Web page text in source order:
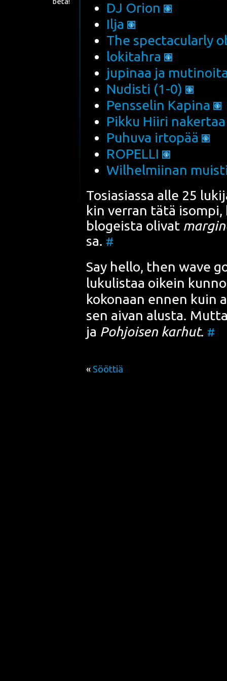
DJ Orion
Ilja
The spec­tacu­lar­ly
loki­tah­ra
jupi­naa ja
Nudis­ti (1-0)
Pens­se­lin Kapi­na
Pik­ku Hii­ri
Puhu­va irto­pää
ROPELLI
Wil­hel­mii­nan
Tosia­sias­sa alle 25
kin ver­ran tätä
blo­geis­ta oli­vat
sa. #
Say hel­lo, then wave
luku­lis­taa oikein
koko­naan ennen kuin
sen aivan alus­ta.
ja Poh­joi­sen kar­hut. #
«Sööttiä